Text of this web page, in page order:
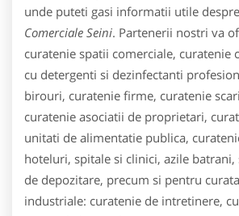
unde puteti gasi informatii utile despre
Comerciale Seini. Partenerii nostri va
curatenie spatii comerciale, curatenie
cu detergenti si dezinfectanti
birouri, curatenie firme, curatenie
curatenie asociatii de proprietari,
unitati de alimentatie publica,
hoteluri, spitale si clinici, azile
de depozitare, precum si pentru
industriale: curatenie de intretinere,